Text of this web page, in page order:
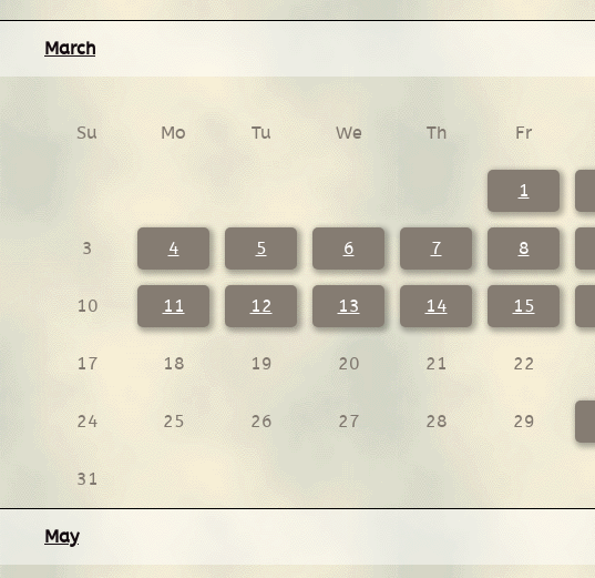
March
Su Mo Tu We Th Fr
1
3 4 5 6 7 8
10 11 12 13 14 15
17 18 19 20 21 22
24 25 26 27 28 29
31
May